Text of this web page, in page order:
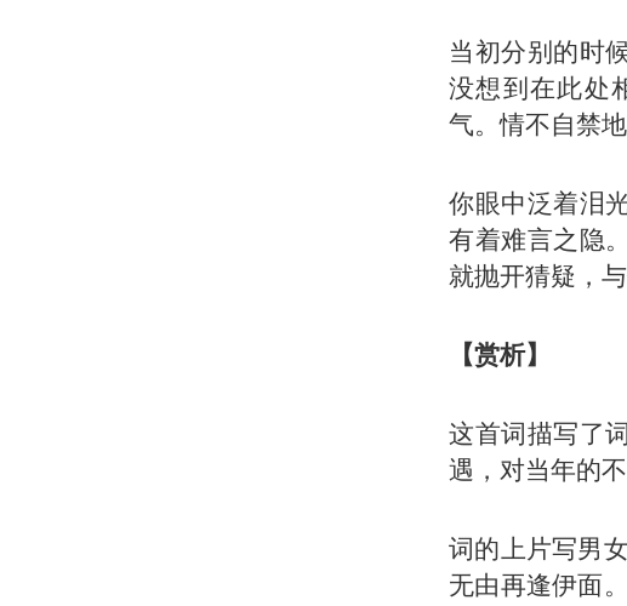
当初分别的时
没想到在此处
气。情不自禁
你眼中泛着泪
有着难言之隐
就抛开猜疑，
【赏析】
这首词描写了
遇，对当年的
词的上片写男
无由再逢伊面